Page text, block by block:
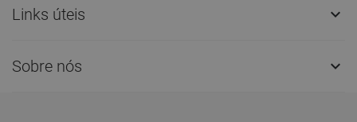
Links úteis 
Sobre nós 